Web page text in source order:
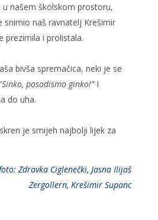
našem školskom prostoru,
snimio naš ravnatelj Krešimir
prezimila i prolistala.
bivša spremačica, neki je se
Sinko, posadismo ginko!”I
do uha.
je smijeh najbolji lijek za
Zdravka Ciglenečki, Jasna Ilijaš
Zergollern, Krešimir Supanc